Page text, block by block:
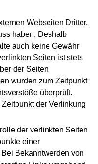
Webseiten Dritter,
haben. Deshalb
auch keine Gewähr
Seiten ist stets
der Seiten
wurden zum Zeitpunkt
überprüft.
der Verlinkung
der verlinkten Seiten
einer
Bekanntwerden von